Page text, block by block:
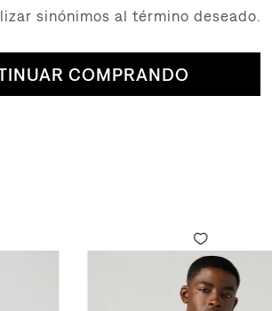
sinónimos al término deseado.
COMPRANDO